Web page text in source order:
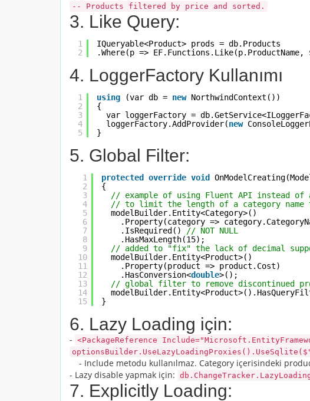
-- Products filtered by price and sorted.
3. Like Query:
1
2
IQueryable<Product> prods = db.Products
.Where(p => EF.Functions.Like(p.ProductName,
4. LoggerFactory Kullanımı
1
2
3
4
5
using (var db = new NorthwindContext())
{
var loggerFactory =
loggerFactory.AddProvider(new
}
5. Global Filter:
1
2
3
4
5
6
7
8
9
10
11
12
13
14
15
protected override void
{
// example of using Fluent API instead
// to limit the length of a category name
modelBuilder.Entity<Category>()
.Property(category =>
.IsRequired()
// NOT NULL
.HasMaxLength(15);
// added to "fix" the lack of decimal
modelBuilder.Entity<Product>()
.Property(product => product.Cost)
.HasConversion<double>();
// global filter to remove discontinued
}
6. Lazy Loading için:
- <PackageReference
- Include metodu kullanılmaz. Category içerisindeki
- Lazy disable yapmak için:
7. Explicitly Loading: